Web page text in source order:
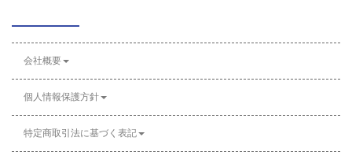
会社概要
個人情報保護方針
特定商取引法に基づく表記